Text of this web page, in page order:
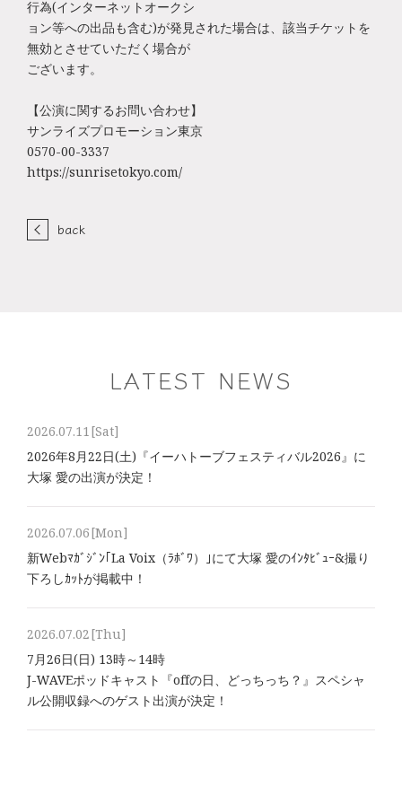
行為(インターネットオークシ
ョン等への出品も含む)が発見された場合は、該当チケットを
無効とさせていただく場合が
ございます。
【公演に関するお問い合わせ】
サンライズプロモーション東京
0570-00-3337
https://sunrisetokyo.com/
back
LATEST NEWS
2026.07.11[Sat]
2026年8⽉22⽇(土)『イーハトーブフェスティバル2026』に
大塚 愛の出演が決定！
2026.07.06[Mon]
新Webﾏｶﾞｼﾞﾝ｢La Voix（ﾗﾎﾞﾜ）｣にて大塚 愛のｲﾝﾀﾋﾞｭｰ&撮り
下ろしｶｯﾄが掲載中！
2026.07.02[Thu]
7月26日(日) 13時～14時
J-WAVEポッドキャスト『offの日、どっちっち？』スペシャ
ル公開収録へのゲスト出演が決定！